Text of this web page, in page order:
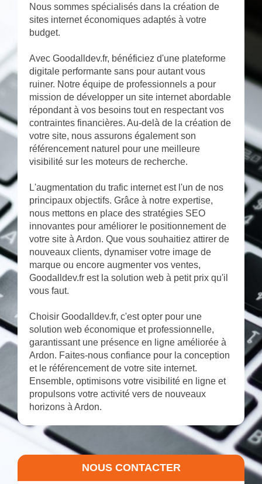
Nous sommes spécialisés dans la création de
sites internet économiques adaptés à votre
budget.
Avec Goodalldev.fr, bénéficiez d'une plateforme
digitale performante sans pour autant vous
ruiner. Notre équipe de professionnels a pour
mission de développer un site internet abordable
répondant à vos besoins tout en respectant vos
contraintes financières. Au-delà de la création de
votre site, nous assurons également son
référencement naturel pour une meilleure
visibilité sur les moteurs de recherche.
L'augmentation du trafic internet est l'un de nos
principaux objectifs. Grâce à notre expertise,
nous mettons en place des stratégies SEO
innovantes pour améliorer le positionnement de
votre site à Ardon. Que vous souhaitiez attirer de
nouveaux clients, dynamiser votre image de
marque ou encore augmenter vos ventes,
Goodalldev.fr est la solution web à petit prix qu'il
vous faut.
Choisir Goodalldev.fr, c'est opter pour une
solution web économique et professionnelle,
garantissant une présence en ligne améliorée à
Ardon. Faites-nous confiance pour la conception
et le référencement de votre site internet.
Ensemble, optimisons votre visibilité en ligne et
propulsons votre activité vers de nouveaux
horizons à Ardon.
NOUS CONTACTER